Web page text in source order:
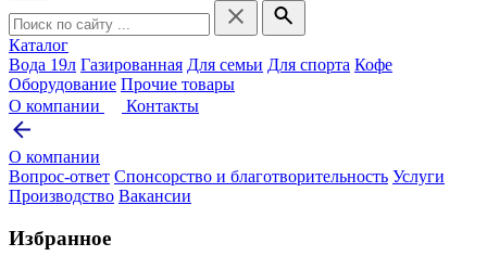
Каталог
Вода 19л Газированная Для семьи Для спорта Кофе
Оборудование Прочие товары
О компании
Контакты
О компании
Вопрос-ответ Спонсорство и благотворительность Услуги
Производство Вакансии
Избранное